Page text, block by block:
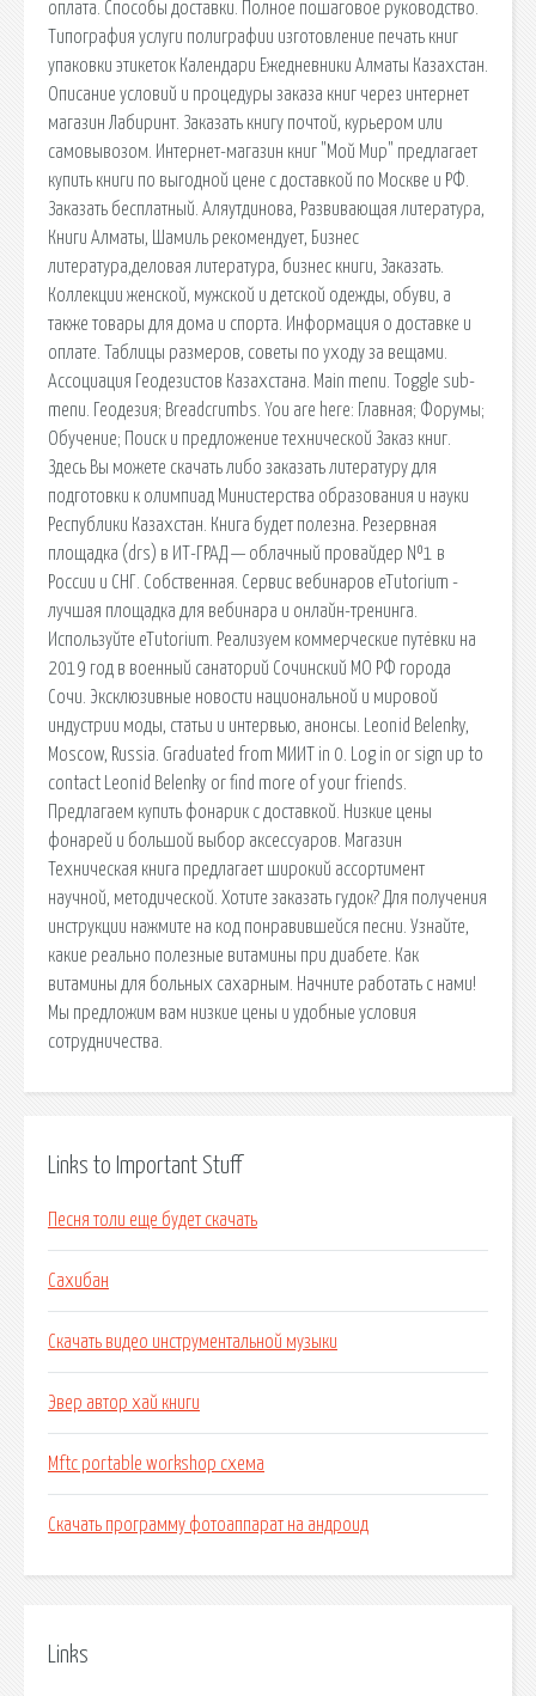
оплата. Способы доставки. Полное пошаговое руководство.
Типография услуги полиграфии изготовление печать книг
упаковки этикеток Календари Ежедневники Алматы Казахстан.
Описание условий и процедуры заказа книг через интернет
магазин Лабиринт. Заказать книгу почтой, курьером или
самовывозом. Интернет-магазин книг "Мой Мир" предлагает
купить книги по выгодной цене с доставкой по Москве и РФ.
Заказать бесплатный. Аляутдинова, Развивающая литература,
Книги Алматы, Шамиль рекомендует, Бизнес
литература,деловая литература, бизнес книги, Заказать.
Коллекции женской, мужской и детской одежды, обуви, а
также товары для дома и спорта. Информация о доставке и
оплате. Таблицы размеров, советы по уходу за вещами.
Ассоциация Геодезистов Казахстана. Main menu. Toggle sub-
menu. Геодезия; Breadcrumbs. You are here: Главная; Форумы;
Обучение; Поиск и предложение технической Заказ книг.
Здесь Вы можете скачать либо заказать литературу для
подготовки к олимпиад Министерства образования и науки
Республики Казахстан. Книга будет полезна. Резервная
площадка (drs) в ИТ-ГРАД — облачный провайдер №1 в
России и СНГ. Собственная. Сервис вебинаров eTutorium -
лучшая площадка для вебинара и онлайн-тренинга.
Используйте eTutorium. Реализуем коммерческие путёвки на
2019 год в военный санаторий Сочинский МО РФ города
Сочи. Эксклюзивные новости национальной и мировой
индустрии моды, статьи и интервью, анонсы. Leonid Belenky,
Moscow, Russia. Graduated from МИИТ in 0. Log in or sign up to
contact Leonid Belenky or find more of your friends.
Предлагаем купить фонарик с доставкой. Низкие цены
фонарей и большой выбор аксессуаров. Магазин
Техническая книга предлагает широкий ассортимент
научной, методической. Хотите заказать гудок? Для получения
инструкции нажмите на код понравившейся песни. Узнайте,
какие реально полезные витамины при диабете. Как
витамины для больных сахарным. Начните работать с нами!
Мы предложим вам низкие цены и удобные условия
сотрудничества.
Links to Important Stuff
Песня толи еще будет скачать
Сахибан
Скачать видео инструментальной музыки
Эвер автор хай книги
Mftc portable workshop схема
Скачать программу фотоаппарат на андроид
Links